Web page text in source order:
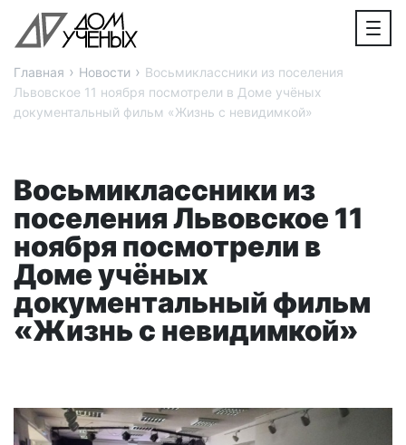
Главная › Новости › Восьмиклассники из поселения
Львовское 11 ноября посмотрели в Доме учёных
документальный фильм «Жизнь с невидимкой»
Восьмиклассники из
поселения Львовское 11
ноября посмотрели в
Доме учёных
документальный фильм
«Жизнь с невидимкой»